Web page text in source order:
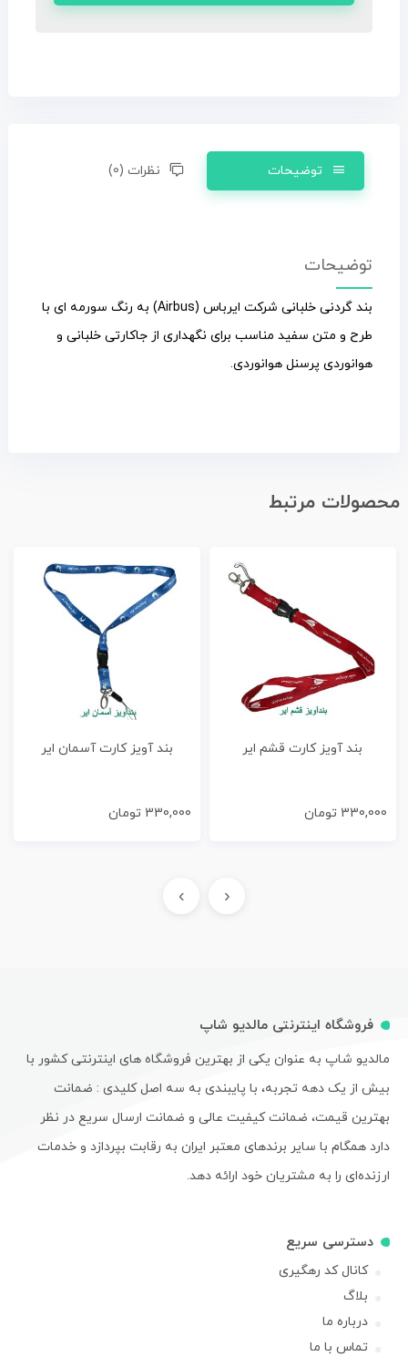
توضیحات نظرات (0)
توضیحات
بند گردنی خلبانی شرکت ایرباس (Airbus) به رنگ سورمه ای با
طرح و متن سفید مناسب برای نگهداری از جاکارتی خلبانی و
هوانوردی پرسنل هوانوردی.
محصولات مرتبط
بند آویز کارت قشم ایر
330,000 تومان
بند آویز کارت آسمان ایر
330,000 تومان
‹
›
فروشگاه اینترنتی مالدیو شاپ
مالدیو شاپ به عنوان یکی از بهترین فروشگاه های اینترنتی کشور با
بیش از یک دهه تجربه، با پایبندی به سه اصل کلیدی : ضمانت
بهترین قیمت، ضمانت کیفیت عالی و ضمانت ارسال سریع در نظر
دارد همگام با سایر برندهای معتبر ایران به رقابت بپردازد و خدمات
ارزنده‌ای را به مشتریان خود ارائه دهد.
دسترسی سریع
کانال کد رهگیری
بلاگ
درباره ما
تماس با ما